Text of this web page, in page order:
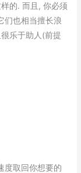
的. 而且, 你必须
们也相当擅长浪
乐于助人(前提
度取回你想要的